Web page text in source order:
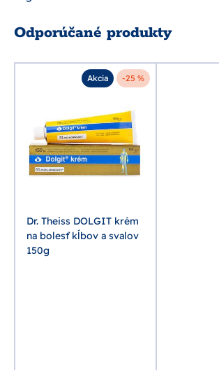
Odporúčané produkty
Akcia -25 %
Dr. Theiss DOLGIT krém
na bolesť kĺbov a svalov
150g